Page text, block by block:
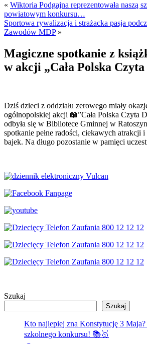
« Wiktoria Podgajna reprezentowała naszą
powiatowym konkursu…
Sportowa rywalizacja i strażacka pasja
Zawodów MDP»
Magiczne spotkanie z
w akcji „Cała Polska
Dziś dzieci z oddziału zerowego miały
ogólnopolskiej akcji 📖”Cała Polska Czyta
odbyła się w Bibliotece Gminnej w
spotkanie pełne radości, ciekawych atrakcji
bajek. Na długo pozostanie w pamięci
Szukaj
Szukaj
Kto najlepiej zna Konstytucję 3
szkolnego konkursu! 📚🥇